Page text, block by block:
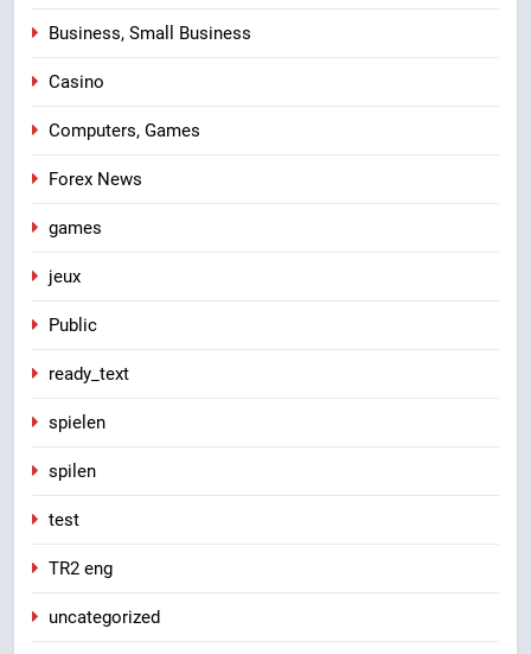
Business, Small Business
Casino
Computers, Games
Forex News
games
jeux
Public
ready_text
spielen
spilen
test
TR2 eng
uncategorized